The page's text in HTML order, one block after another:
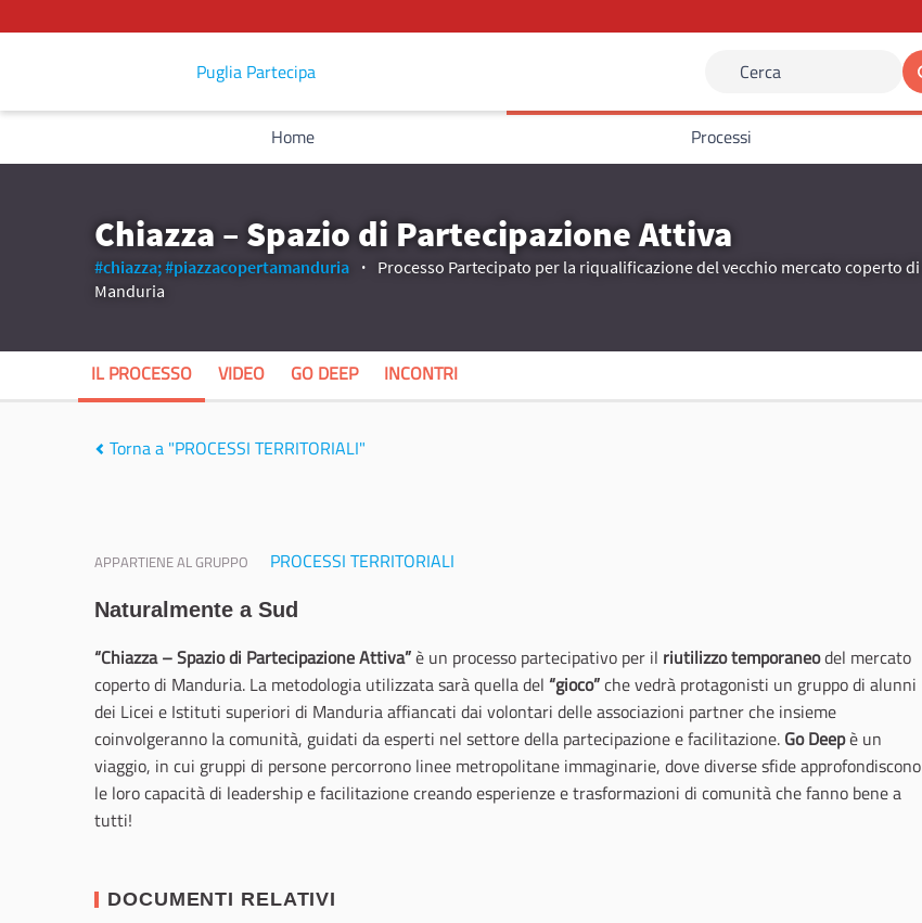
Puglia Partecipa Cerca
Home Processi
Chiazza – Spazio di Partecipazione Attiva
#chiazza;#piazzacopertamanduria
Processo Partecipato per la riqualificazione del vecchio mercato coperto di
Manduria
IL PROCESSO VIDEO GO DEEP INCONTRI
Torna a "PROCESSI TERRITORIALI"
APPARTIENE AL GRUPPO PROCESSI TERRITORIALI
Naturalmente a Sud
“Chiazza – Spazio di Partecipazione Attiva”è un processo partecipativo per il riutilizzo temporaneodel mercato
coperto di Manduria. La metodologia utilizzata sarà quella del “gioco”che vedrà protagonisti un gruppo di alunni
dei Licei e Istituti superiori di Manduria affiancati dai volontari delle associazioni partner che insieme
coinvolgeranno la comunità, guidati da esperti nel settore della partecipazione e facilitazione. Go Deepè un
viaggio, in cui gruppi di persone percorrono linee metropolitane immaginarie, dove diverse sfide approfondiscono
le loro capacità di leadership e facilitazione creando esperienze e trasformazioni di comunità che fanno bene a
tutti!
DOCUMENTI RELATIVI